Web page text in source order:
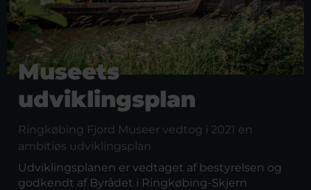
Museets
udviklingsplan
Ringkøbing Fjord Museer vedtog i 2021 en
ambitiøs udviklingsplan
Udviklingsplanen er vedtaget af bestyrelsen og
godkendt af Byrådet i Ringkøbing-Skjern